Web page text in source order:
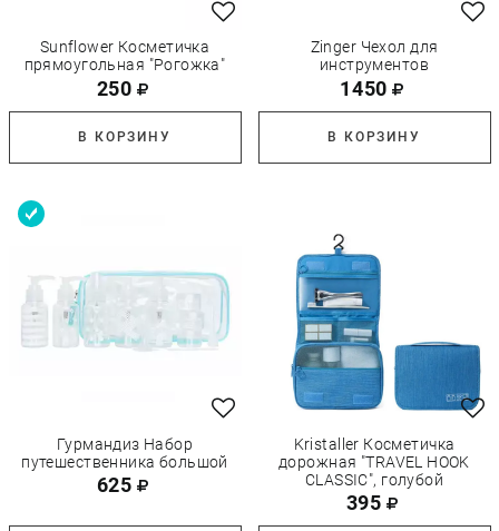
Sunflower Косметичка
прямоугольная "Рогожка"
250
В КОРЗИНУ
Zinger Чехол для
инструментов
1450
В КОРЗИНУ
Гурмандиз Набор
путешественника большой
625
Kristaller Косметичка
дорожная "TRAVEL HOOK
CLASSIC", голубой
395